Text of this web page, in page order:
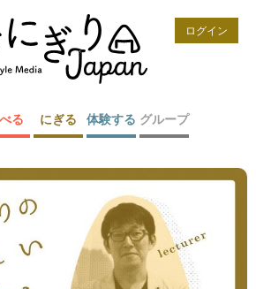
ログイン
る にぎる 体験する グループ